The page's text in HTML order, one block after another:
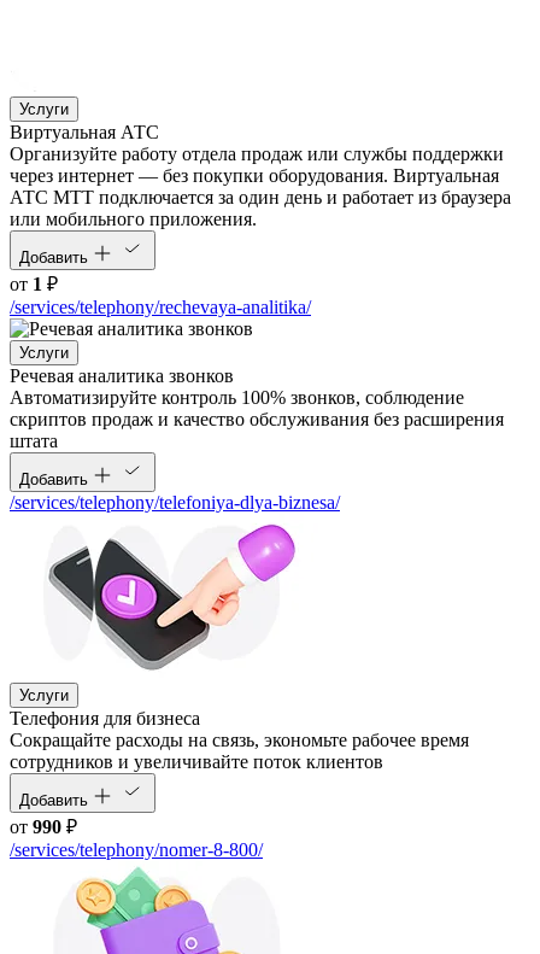
Услуги
Виртуальная АТС
Организуйте работу отдела продаж или службы поддержки
через интернет — без покупки оборудования. Виртуальная
АТС МТТ подключается за один день и работает из браузера
или мобильного приложения.
Добавить
от 1 ₽
/services/telephony/rechevaya-analitika/
Услуги
Речевая аналитика звонков
Автоматизируйте контроль 100% звонков, соблюдение
скриптов продаж и качество обслуживания без расширения
штата
Добавить
/services/telephony/telefoniya-dlya-biznesa/
Услуги
Телефония для бизнеса
Cокращайте расходы на связь, экономьте рабочее время
сотрудников и увеличивайте поток клиентов
Добавить
от 990 ₽
/services/telephony/nomer-8-800/